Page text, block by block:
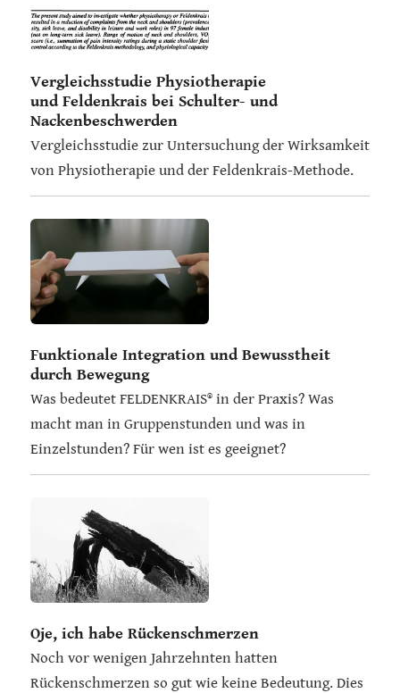
Vergleichsstudie Physiotherapie
und Feldenkrais bei Schulter- und
Nackenbeschwerden
Vergleichsstudie zur Untersuchung der Wirksamkeit
von Physiotherapie und der Feldenkrais-Methode.
Funktionale Integration und Bewusstheit
durch Bewegung
Was bedeutet FELDENKRAIS® in der Praxis? Was
macht man in Gruppenstunden und was in
Einzelstunden? Für wen ist es geeignet?
Oje, ich habe Rückenschmerzen
Noch vor wenigen Jahrzehnten hatten
Rückenschmerzen so gut wie keine Bedeutung. Dies